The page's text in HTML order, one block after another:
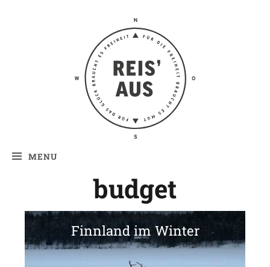
Reis' aus –
Reiseblog
MENU
budget
Finnland im Winter